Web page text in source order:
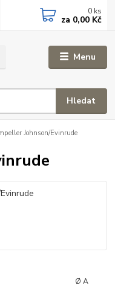
Menu
Hledat
0 ks
za 0,00 Kč
Johnson/Evinrude
HP Ø A